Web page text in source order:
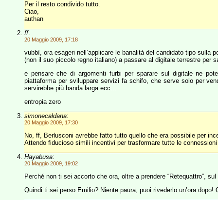
Per il resto condivido tutto.
Ciao,
authan
ff:
20 Maggio 2009, 17:18
vubbì, ora esageri nell’applicare le banalità del candidato tipo sulla
(non il suo piccolo regno italiano) a passare al digitale terrestre per
e pensare che di argomenti furbi per sparare sul digitale ne
piattaforma per sviluppare servizi fa schifo, che serve solo per
servirebbe più banda larga ecc…
entropia zero
simonecaldana:
20 Maggio 2009, 17:30
No, ff, Berlusconi avrebbe fatto tutto quello che era possibile per
Attendo fiducioso simili incentivi per trasformare tutte le
Hayabusa:
20 Maggio 2009, 19:02
Perché non ti sei accorto che ora, oltre a prendere “Retequattro”,
Quindi ti sei perso Emilio? Niente paura, puoi rivederlo un’ora